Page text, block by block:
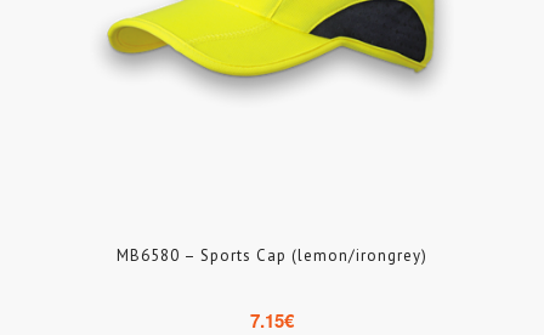
MB6580 – Sports Cap (lemon/irongrey)
7.15€